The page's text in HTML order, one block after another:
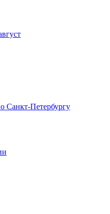
Санкт-Петербургу